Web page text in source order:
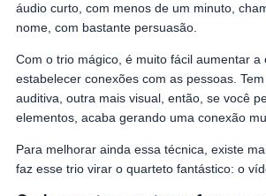
áudio curto, com menos de um minuto,
nome, com bastante persuasão.
Com o trio mágico, é muito fácil aumentar a
estabelecer conexões com as pessoas.
auditiva, outra mais visual, então, se você
elementos, acaba gerando uma conexão
Para melhorar ainda essa técnica, existe
faz esse trio virar o quarteto fantástico: o